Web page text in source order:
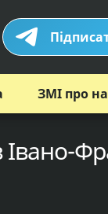
ЗМІ про